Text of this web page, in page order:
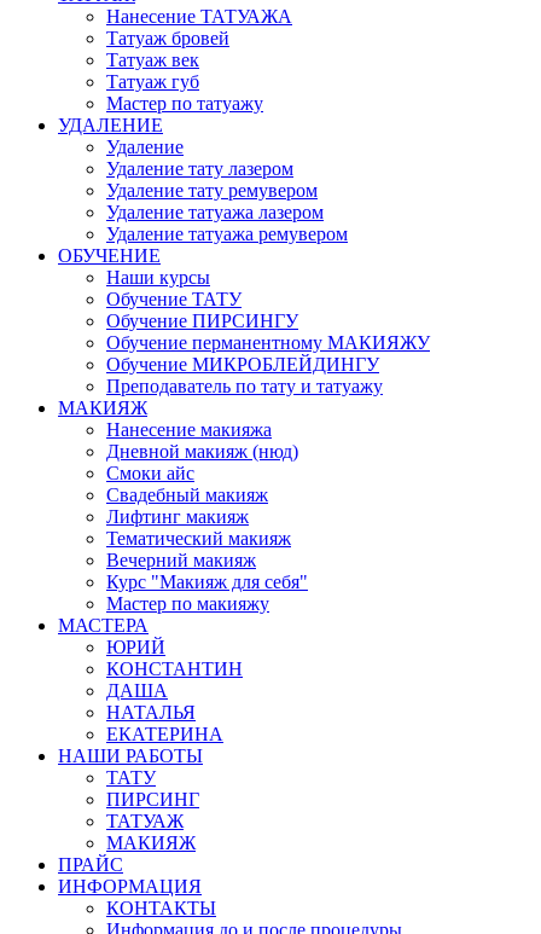
Нанесение ТАТУАЖА
Татуаж бровей
Татуаж век
Татуаж губ
Мастер по татуажу
УДАЛЕНИЕ
Удаление
Удаление тату лазером
Удаление тату ремувером
Удаление татуажа лазером
Удаление татуажа ремувером
ОБУЧЕНИЕ
Наши курсы
Обучение ТАТУ
Обучение ПИРСИНГУ
Обучение перманентному МАКИЯЖУ
Обучение МИКРОБЛЕЙДИНГУ
Преподаватель по тату и татуажу
МАКИЯЖ
Нанесение макияжа
Дневной макияж (нюд)
Смоки айс
Свадебный макияж
Лифтинг макияж
Тематический макияж
Вечерний макияж
Курс "Макияж для себя"
Мастер по макияжу
МАСТЕРА
ЮРИЙ
КОНСТАНТИН
ДАША
НАТАЛЬЯ
ЕКАТЕРИНА
НАШИ РАБОТЫ
ТАТУ
ПИРСИНГ
ТАТУАЖ
МАКИЯЖ
ПРАЙС
ИНФОРМАЦИЯ
КОНТАКТЫ
Информация до и после процедуры